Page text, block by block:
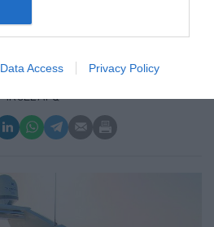
Data Access Privacy Policy
5/10
1Ks2EAFQ